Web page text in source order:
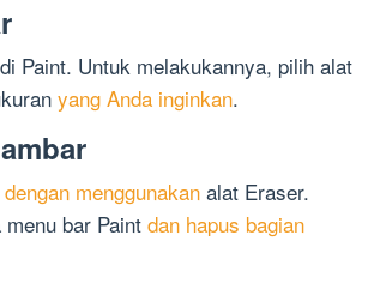
Paint. Untuk melakukannya, pilih alat
yang Anda inginkan.
menggunakanalat Eraser.
bar Paint dan hapus bagian